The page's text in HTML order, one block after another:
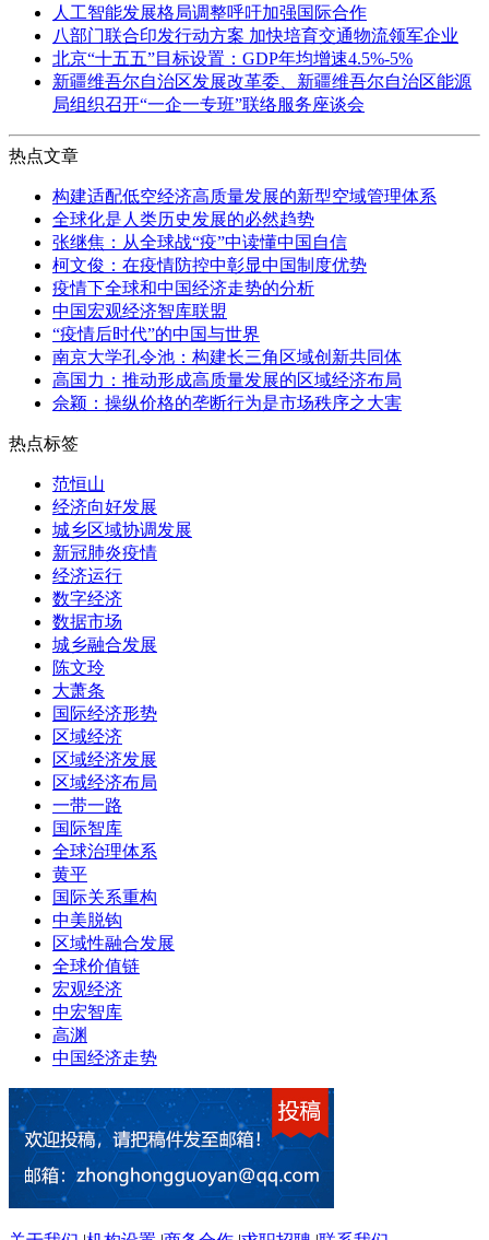
人工智能发展格局调整呼吁加强国际合作
八部门联合印发行动方案 加快培育交通物流领军企业
北京“十五五”目标设置：GDP年均增速4.5%-5%
新疆维吾尔自治区发展改革委、新疆维吾尔自治区能源
局组织召开“一企一专班”联络服务座谈会
热点文章
构建适配低空经济高质量发展的新型空域管理体系
全球化是人类历史发展的必然趋势
张继焦：从全球战“疫”中读懂中国自信
柯文俊：在疫情防控中彰显中国制度优势
疫情下全球和中国经济走势的分析
中国宏观经济智库联盟
“疫情后时代”的中国与世界
南京大学孔令池：构建长三角区域创新共同体
高国力：推动形成高质量发展的区域经济布局
佘颖：操纵价格的垄断行为是市场秩序之大害
热点标签
范恒山
经济向好发展
城乡区域协调发展
新冠肺炎疫情
经济运行
数字经济
数据市场
城乡融合发展
陈文玲
大萧条
国际经济形势
区域经济
区域经济发展
区域经济布局
一带一路
国际智库
全球治理体系
黄平
国际关系重构
中美脱钩
区域性融合发展
全球价值链
宏观经济
中宏智库
高渊
中国经济走势